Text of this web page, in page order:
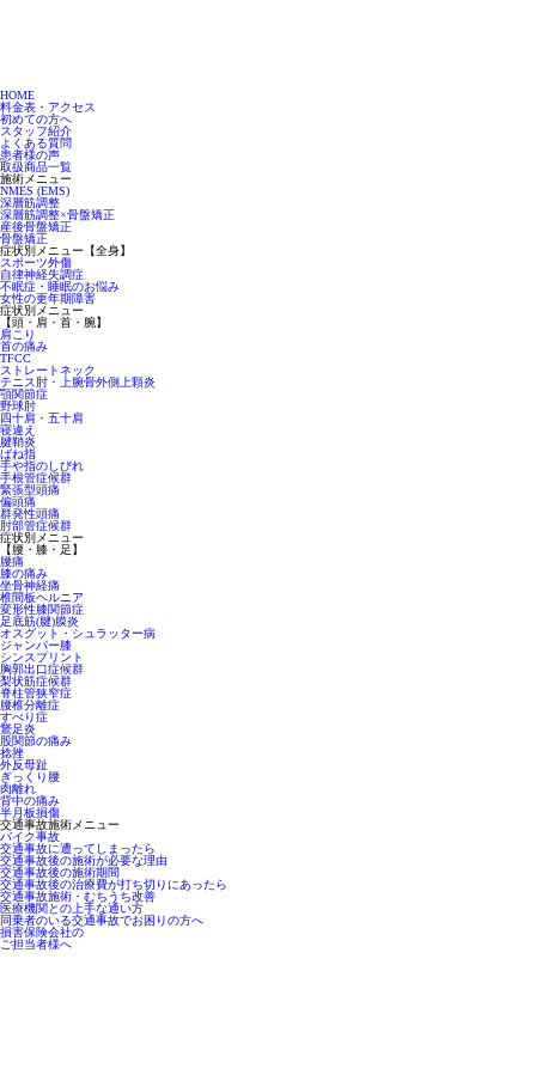
HOME
料金表・アクセス
初めての方へ
スタッフ紹介
よくある質問
患者様の声
取扱商品一覧
施術メニュー
NMES (EMS)
深層筋調整
深層筋調整×骨盤矯正
産後骨盤矯正
骨盤矯正
症状別メニュー【全身】
スポーツ外傷
自律神経失調症
不眠症・睡眠のお悩み
女性の更年期障害
症状別メニュー
【頭・肩・首・腕】
肩こり
首の痛み
TFCC
ストレートネック
テニス肘・上腕骨外側上顆炎
顎関節症
野球肘
四十肩・五十肩
寝違え
腱鞘炎
ばね指
手や指のしびれ
手根管症候群
緊張型頭痛
偏頭痛
群発性頭痛
肘部管症候群
症状別メニュー
【腰・膝・足】
腰痛
膝の痛み
坐骨神経痛
椎間板ヘルニア
変形性膝関節症
足底筋(腱)膜炎
オスグット・シュラッター病
ジャンパー膝
シンスプリント
胸郭出口症候群
梨状筋症候群
脊柱管狭窄症
腰椎分離症
すべり症
鵞足炎
股関節の痛み
捻挫
外反母趾
ぎっくり腰
肉離れ
背中の痛み
半月板損傷
交通事故施術メニュー
バイク事故
交通事故に遭ってしまったら
交通事故後の施術が必要な理由
交通事故後の施術期間
交通事故後の治療費が打ち切りにあったら
交通事故施術・むちうち改善
医療機関との上手な通い方
同乗者のいる交通事故でお困りの方へ
損害保険会社の
ご担当者様へ